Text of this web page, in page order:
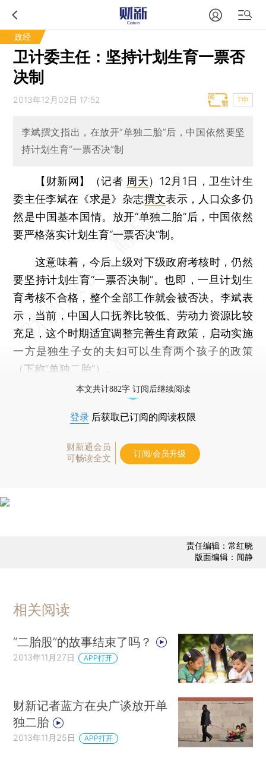
政经
卫计委主任：坚持计划生育一票否
决制
2013年12月02日 17:52 T中
李斌撰文指出，在放开“单独二胎”后，中国依然要坚
持计划生育“一票否决”制
【财新网】（记者 周天） 12月1日，卫生计生
委主任李斌在《求是》杂志撰文表示，人口众多仍
然是中国基本国情。放开“单独二胎”后，中国依然
要严格落实计划生育“一票否决”制。
这意味着，今后上级对下级政府考核时，仍然
要坚持计划生育“一票否决制”。也即，一旦计划生
育考核不合格，整个全部工作就会被否决。李斌表
示，当前，中国人口抚养比较低、劳动力资源比较
充足，这个时期适宜调整完善生育政策，启动实施
一方是独生子女的夫妇可以生育两个孩子的政策
（下称“单独二胎”）。
本文共计882字 订阅后继续阅读
登录 后获取已订阅的阅读权限
财新通会员
可畅读全文
订阅/会员升级
责任编辑：常红晓
版面编辑：闻静
相关阅读
“二胎股”的故事结束了吗？
2013年11月27日 APP打开
财新记者蓝方在央广谈放开单
独二胎
2013年11月25日 APP打开